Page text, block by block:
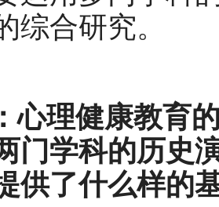
综合研究。
理健康教育的
门学科的历史
供了什么样的